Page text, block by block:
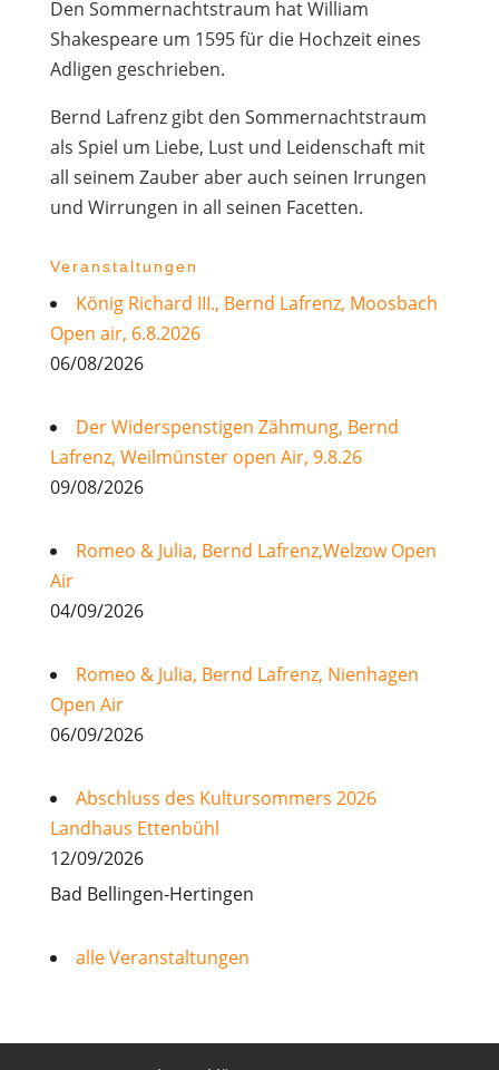
Den Sommernachtstraum hat William
Shakespeare um 1595 für die Hochzeit eines
Adligen geschrieben.
Bernd Lafrenz gibt den Sommernachtstraum
als Spiel um Liebe, Lust und Leidenschaft mit
all seinem Zauber aber auch seinen Irrungen
und Wirrungen in all seinen Facetten.
Veranstaltungen
König Richard III., Bernd Lafrenz, Moosbach
Open air, 6.8.2026
06/08/2026
Der Widerspenstigen Zähmung, Bernd
Lafrenz, Weilmünster open Air, 9.8.26
09/08/2026
Romeo & Julia, Bernd Lafrenz,Welzow Open
Air
04/09/2026
Romeo & Julia, Bernd Lafrenz, Nienhagen
Open Air
06/09/2026
Abschluss des Kultursommers 2026
Landhaus Ettenbühl
12/09/2026
Bad Bellingen-Hertingen
alle Veranstaltungen